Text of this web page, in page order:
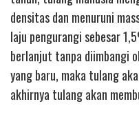
densitas dan menuruni
laju pengurangi sebesar
berlanjut tanpa diimbangi
yang baru, maka tulang
akhirnya tulang akan